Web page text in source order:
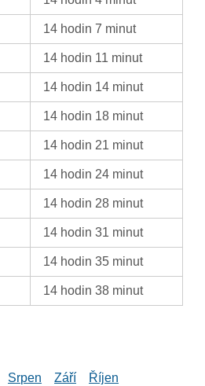
14 hodin 7 minut
14 hodin 11 minut
14 hodin 14 minut
14 hodin 18 minut
14 hodin 21 minut
14 hodin 24 minut
14 hodin 28 minut
14 hodin 31 minut
14 hodin 35 minut
14 hodin 38 minut
Srpen Září
Říjen